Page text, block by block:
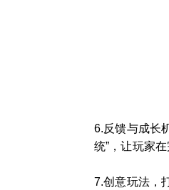
6.反馈与成长
统”，让玩家
7.创意玩法，